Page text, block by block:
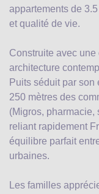
appartements de
et qualité de vie.
Construite avec
architecture
Puits séduit par
250 mètres des
(Migros, pharmacie,
reliant rapidement
équilibre parfait
urbaines.
Les familles